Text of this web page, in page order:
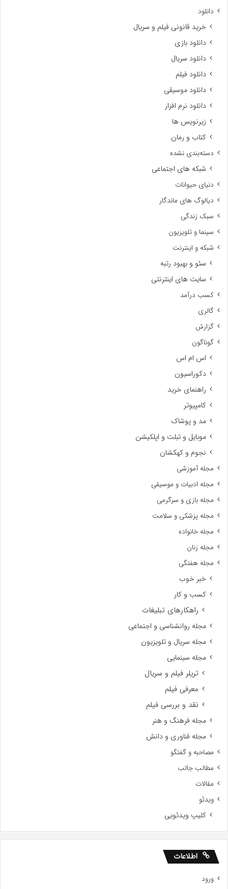
دانلود
خرید قانونی فیلم و سریال
دانلود بازی
دانلود سریال
دانلود فیلم
دانلود موسیقی
دانلود نرم افزار
زیرنویس ها
کتاب و رمان
دسته‌بندی نشده
شبکه های اجتماعی
دنیای حیوانات
دیالوگ های ماندگار
سبک زندگی
سینما و تلویزیون
شبکه و اینترنت
سئو و بهبود رتبه
سایت های اینترنتی
کسب درآمد
گالری
گزارش
گوناگون
اس ام اس
دکوراسیون
راهنمای خرید
کامپیوتر
مد و پوشاک
موبایل و تبلت و اپلکیشن
نجوم و کهکشان
مجله آموزشی
مجله ادبیات و موسیقی
مجله بازی و سرگرمی
مجله پزشکی و سلامت
مجله خانواده
مجله زنان
مجله هفتگی
خبر خوب
کسب و کار
راهکارهای تبلیغات
مجله روانشناسی و اجتماعی
مجله سریال و تلویزیون
مجله سینمایی
تریلر فیلم و سریال
معرفی فیلم
نقد و بررسی فیلم
مجله فرهنگ و هنر
مجله فناوری و دانش
مصاحبه و گفتگو
مطالب جالب
مقالات
ویدئو
کلیپ ویدئویی
اطلاعات
ورود